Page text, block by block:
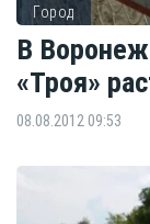
Город
В
«Троя»
08.08.2012 09:53